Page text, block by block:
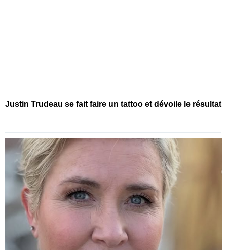
Justin Trudeau se fait faire un tattoo et dévoile le résultat